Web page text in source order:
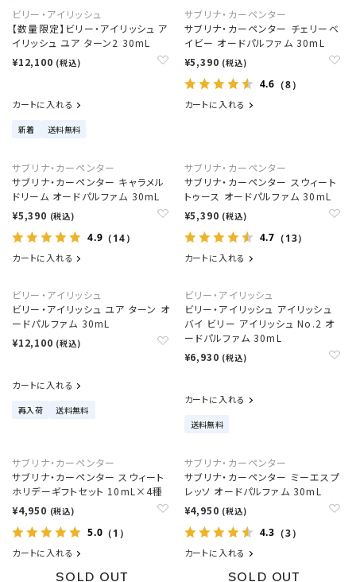
ビリー・アイリッシュ
【数量限定】ビリー・アイリッシュ ア
イリッシュ ユア ターン2 30mL
¥12,100 (税込)
カートに入れる
新着 送料無料
サブリナ・カーペンター
サブリナ・カーペンター チェリーベ
イビー オードパルファム 30mL
¥5,390 (税込)
4.6 （8）
カートに入れる
サブリナ・カーペンター
サブリナ・カーペンター キャラメル
ドリーム オードパルファム 30mL
¥5,390 (税込)
4.9 （14）
カートに入れる
サブリナ・カーペンター
サブリナ・カーペンター スウィート
トゥース オードパルファム 30mL
¥5,390 (税込)
4.7 （13）
カートに入れる
ビリー・アイリッシュ
ビリー・アイリッシュ ユア ターン オ
ードパルファム 30mL
¥12,100 (税込)
カートに入れる
再入荷 送料無料
ビリー・アイリッシュ
ビリー・アイリッシュ アイリッシュ
バイ ビリー アイリッシュ No.2 オ
ードパルファム 30mL
¥6,930 (税込)
カートに入れる
送料無料
サブリナ・カーペンター
サブリナ・カーペンター スウィート
ホリデーギフトセット 10mL×4種
¥4,950 (税込)
5.0 （1）
カートに入れる
サブリナ・カーペンター
サブリナ・カーペンター ミーエスプ
レッソ オードパルファム 30mL
¥4,950 (税込)
4.3 （3）
カートに入れる